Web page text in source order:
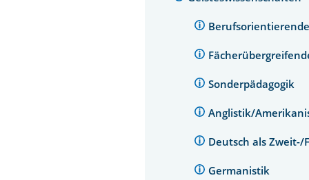
Sonderpädagogik
Anglistik/
Deutsch als
Germanistik